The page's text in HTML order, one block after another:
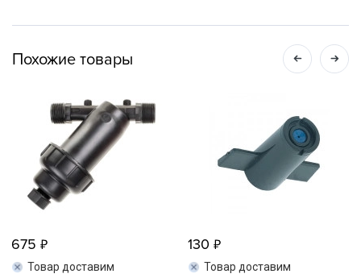
Похожие товары
675
Товар доставим
130
Товар доставим